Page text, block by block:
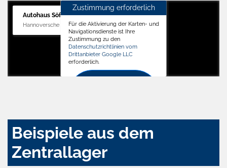
Autohaus Söffker GmbH
Hannoversche Str. 34, 31688 Nienstädt
Zustimmung erforderlich
Für die Aktivierung der Karten- und
Navigationsdienste ist Ihre
Zustimmung zu den
Datenschutzrichtlinien vom
Drittanbieter Google LLC
erforderlich.
Beispiele aus dem
Zentrallager